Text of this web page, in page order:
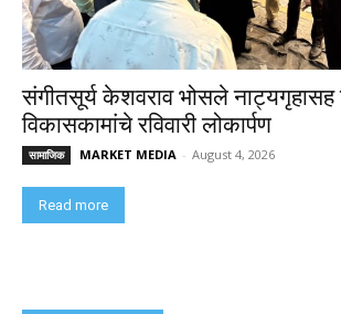
संगीतसूर्य केशवराव भोसले नाट्यगृहासह
विकासकामांचे रविवारी लोकार्पण
सामाजिक MARKET MEDIA - August 4, 2026
Read more